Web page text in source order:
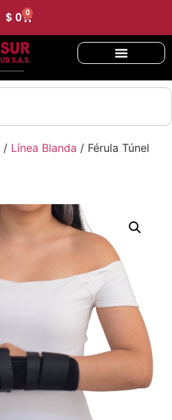
$ 0 0
/ Línea Blanda / Férula Túnel